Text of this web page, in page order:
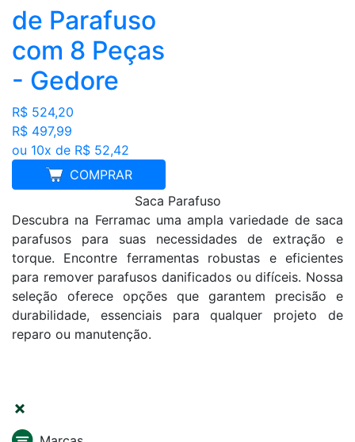
de Parafuso
com 8 Peças
- Gedore
R$ 524,20
R$ 497,99
ou 10x de R$ 52,42
COMPRAR
Saca Parafuso
Descubra na Ferramac uma ampla variedade de saca
parafusos para suas necessidades de extração e
torque. Encontre ferramentas robustas e eficientes
para remover parafusos danificados ou difíceis. Nossa
seleção oferece opções que garantem precisão e
durabilidade, essenciais para qualquer projeto de
reparo ou manutenção.